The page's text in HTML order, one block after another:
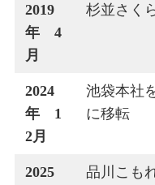
2019
年 4
月
杉並さく
2024
年 1
2月
池袋本社
に移転
2025
品川こも